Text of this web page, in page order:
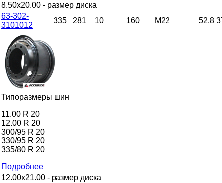
8.50x20.00 - размер диска
63-302-
3101012
335 281 10 160 M22 52.8
Типоразмеры шин
11.00 R 20
12.00 R 20
300/95 R 20
330/95 R 20
335/80 R 20
Подробнее
12.00x21.00 - размер диска